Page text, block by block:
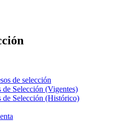
de selección
de Selección (Vigentes)
de Selección (Histórico)